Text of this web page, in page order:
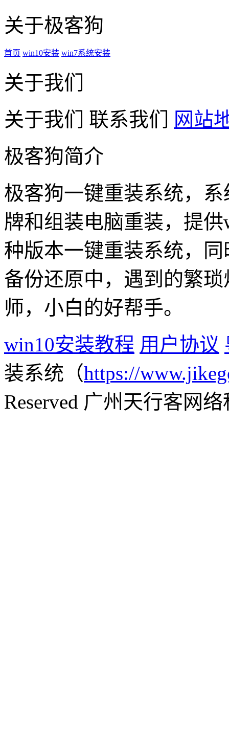
关于极客狗
首页 win10安装 win7系统安装
关于我们
关于我们
联系我们
网站
极客狗简介
极客狗一键重装系统，
牌和组装电脑重装，提
种版本一键重装系统，
备份还原中，遇到的繁
师，小白的好帮手。
win10安装教程 用户协议
装系统（https://
Reserved 广州天行客网